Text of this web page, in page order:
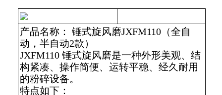
产品名称： 锤式旋风磨JXFM110（全自
动，半自动2款）
JXFM110 锤式旋风磨是一种外形美观、结
构紧凑、操作简便、运转平稳、经久耐用
的粉碎设备。
特点如下：